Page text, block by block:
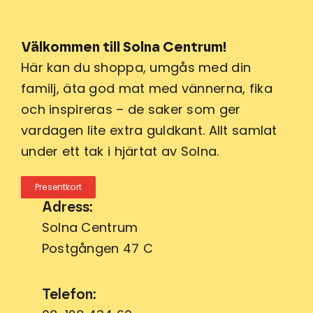
Välkommen till Solna Centrum!
Här kan du shoppa, umgås med din
familj, äta god mat med vännerna, fika
och inspireras – de saker som ger
vardagen lite extra guldkant. Allt samlat
under ett tak i hjärtat av Solna.
Presentkort
Adress:
Solna Centrum
Postgången 47 C
Telefon: